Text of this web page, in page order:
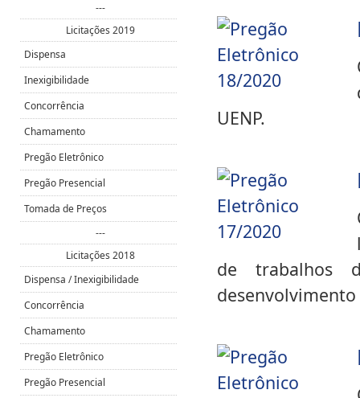
UENP.
de trabalhos
---
Licitações 2019
Dispensa
Inexigibilidade
Concorrência
Chamamento
Pregão Eletrônico
Pregão Presencial
Tomada de Preços
---
Licitações 2018
Dispensa / Inexigibilidade
Concorrência
Chamamento
Pregão Eletrônico
Pregão Presencial